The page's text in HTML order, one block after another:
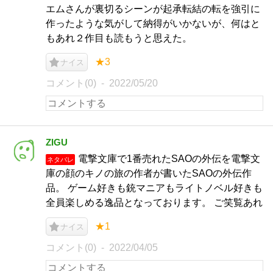
エムさんが裏切るシーンが起承転結の転を強引に
作ったような気がして納得がいかないが、何はと
もあれ２作目も読もうと思えた。
ナイス ★3
コメント(0) 2022/05/20
ZIGU
ネタバレ
電撃文庫で1番売れたSAOの外伝を電撃文
庫の顔のキノの旅の作者が書いたSAOの外伝作
品。 ゲーム好きも銃マニアもライトノベル好きも
全員楽しめる逸品となっております。 ご笑覧あれ
ナイス ★1
コメント(0) 2022/04/05